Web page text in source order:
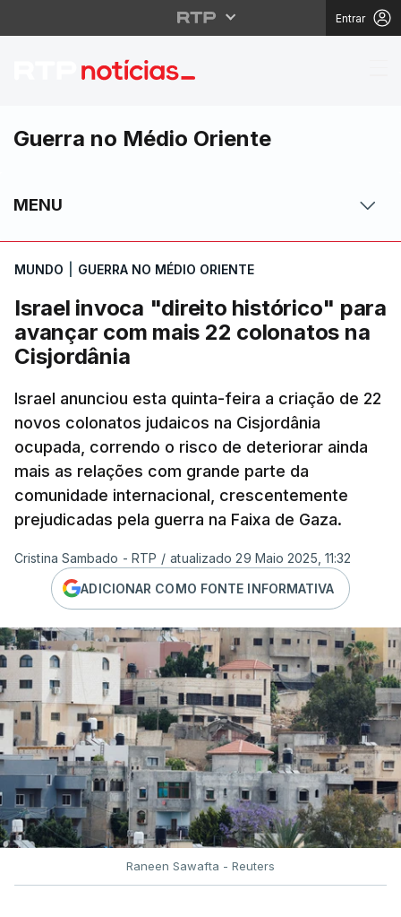
Entrar
Israel invoca "direito
Guerra no Médio Oriente
MENU
MUNDO GUERRA NO MÉDIO ORIENTE
Israel invoca "direito histórico" para
avançar com mais 22 colonatos na
Cisjordânia
Israel anunciou esta quinta-feira a criação de 22
novos colonatos judaicos na Cisjordânia
ocupada, correndo o risco de deteriorar ainda
mais as relações com grande parte da
comunidade internacional, crescentemente
prejudicadas pela guerra na Faixa de Gaza.
Cristina Sambado - RTP / atualizado 29 Maio 2025, 11:32
ADICIONAR COMO FONTE INFORMATIVA
Raneen Sawafta - Reuters